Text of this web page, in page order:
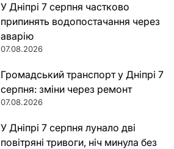
У Дніпрі 7 серпня частково
припинять водопостачання через
аварію
07.08.2026
Громадський транспорт у Дніпрі 7
серпня: зміни через ремонт
07.08.2026
У Дніпрі 7 серпня лунало дві
повітряні тривоги, ніч минула без